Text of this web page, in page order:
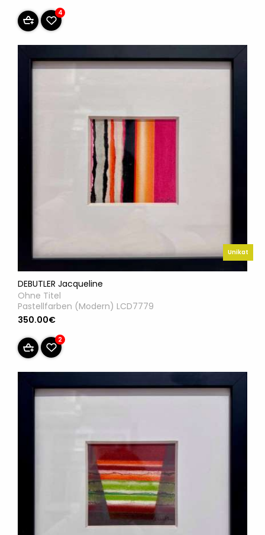
4
Unikat
DEBUTLER Jacqueline
Ohne Titel
Pastellfarben (Modern) LCD7779
350.00€
2